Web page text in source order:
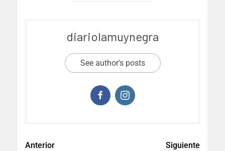
diariolamuynegra
See author's posts
Anterior
Siguiente